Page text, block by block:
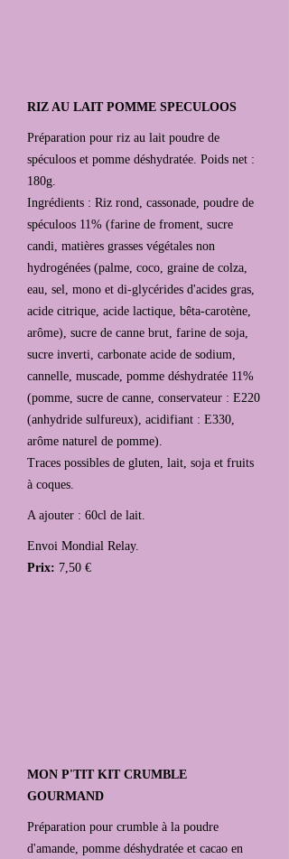
RIZ AU LAIT POMME SPECULOOS
Préparation pour riz au lait poudre de
spéculoos et pomme déshydratée. Poids net :
180g.
Ingrédients : Riz rond, cassonade, poudre de
spéculoos 11% (farine de froment, sucre
candi, matières grasses végétales non
hydrogénées (palme, coco, graine de colza,
eau, sel, mono et di-glycérides d'acides gras,
acide citrique, acide lactique, bêta-carotène,
arôme), sucre de canne brut, farine de soja,
sucre inverti, carbonate acide de sodium,
cannelle, muscade, pomme déshydratée 11%
(pomme, sucre de canne, conservateur : E220
(anhydride sulfureux), acidifiant : E330,
arôme naturel de pomme).
Traces possibles de gluten, lait, soja et fruits
à coques.
A ajouter : 60cl de lait.
Envoi Mondial Relay.
Prix: 7,50 €
MON P'TIT KIT CRUMBLE
GOURMAND
Préparation pour crumble à la poudre
d'amande, pomme déshydratée et cacao en